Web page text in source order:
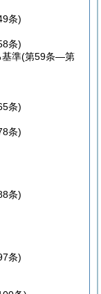
条)
条)
基準(第59条―第
条)
条)
条)
条)